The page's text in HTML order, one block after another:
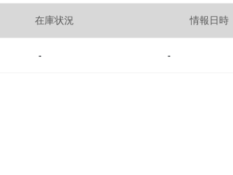
在庫状況 情報日時
- -